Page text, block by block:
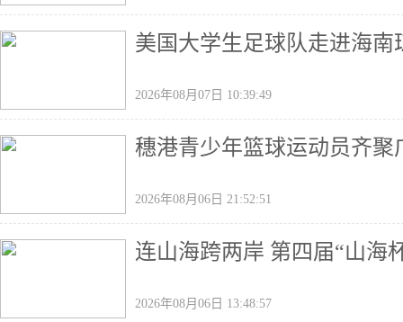
美国大学生足球队走进海
2026年08月07日 10:39:49
穗港青少年篮球运动员齐聚
2026年08月06日 21:52:51
连山海跨两岸 第四届“山海
2026年08月06日 13:48:57